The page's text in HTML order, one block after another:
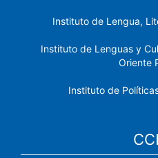
Instituto de Lengua,
Instituto de Lenguas y
Oriente
Instituto de